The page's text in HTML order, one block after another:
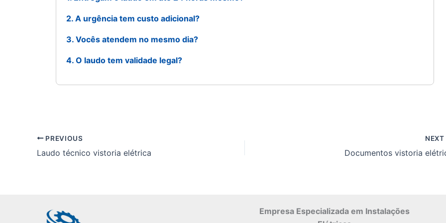
2. A urgência tem custo adicional?
3. Vocês atendem no mesmo dia?
4. O laudo tem validade legal?
PREVIOUS
Laudo técnico vistoria elétrica
NEXT
Documentos vistoria
Empresa Especializada em Instalações